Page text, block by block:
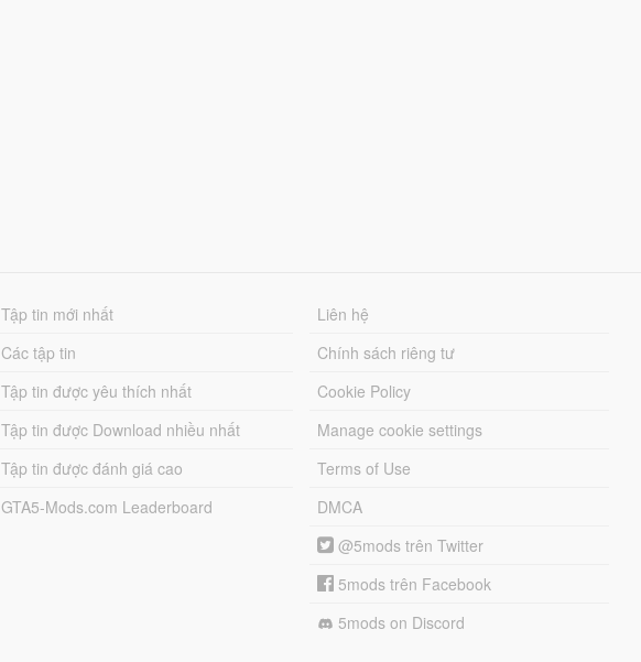
Tập tin mới nhất
Các tập tin
Tập tin được yêu thích nhất
Tập tin được Download nhiều nhất
Tập tin được đánh giá cao
GTA5-Mods.com Leaderboard
Liên hệ
Chính sách riêng tư
Cookie Policy
Manage cookie settings
Terms of Use
DMCA
@5mods trên Twitter
5mods trên Facebook
5mods on Discord